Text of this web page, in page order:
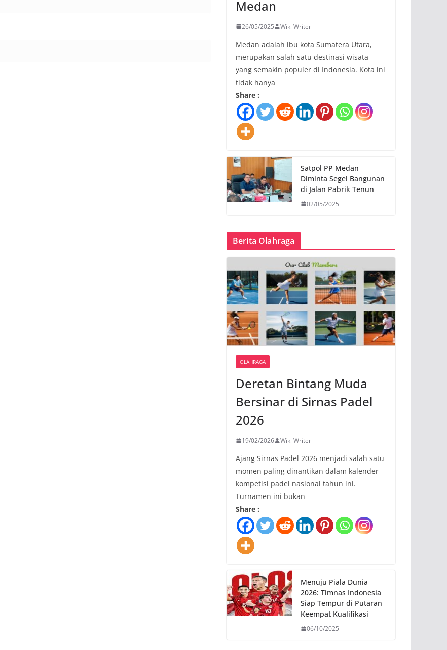
Medan
26/05/2025 Wiki Writer
Medan adalah ibu kota Sumatera Utara,
merupakan salah satu destinasi wisata
yang semakin populer di Indonesia. Kota ini
tidak hanya
Share :
Satpol PP Medan
Diminta Segel Bangunan
di Jalan Pabrik Tenun
02/05/2025
Berita Olahraga
OLAHRAGA
Deretan Bintang Muda
Bersinar di Sirnas Padel
2026
19/02/2026 Wiki Writer
Ajang Sirnas Padel 2026 menjadi salah satu
momen paling dinantikan dalam kalender
kompetisi padel nasional tahun ini.
Turnamen ini bukan
Share :
Menuju Piala Dunia
2026: Timnas Indonesia
Siap Tempur di Putaran
Keempat Kualifikasi
06/10/2025